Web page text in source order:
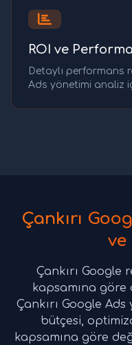
ROI ve
Detaylı performans
Ads yönetimi analiz
Çankırı
ve
Çankırı Google
kapsamına
Çankırı Google
bütçesi,
kapsamına göre